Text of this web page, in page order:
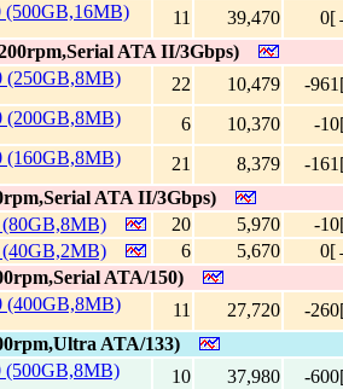
11 39,470
ATA II/3Gbps)
(250GB,8MB)
22 10,479
-
(200GB,8MB)
6 10,370
-
(160GB,8MB)
21 8,379
-
ATA II/3Gbps)
20 5,970
-
6 5,670
ATA/150)
(400GB,8MB)
11 27,720
-
ATA/133)
(500GB,8MB)
10 37,980
-